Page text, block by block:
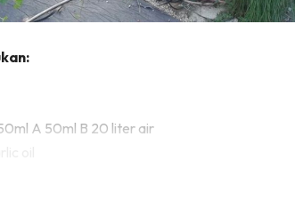
Sembang Dekor
A 50ml B 20 liter air